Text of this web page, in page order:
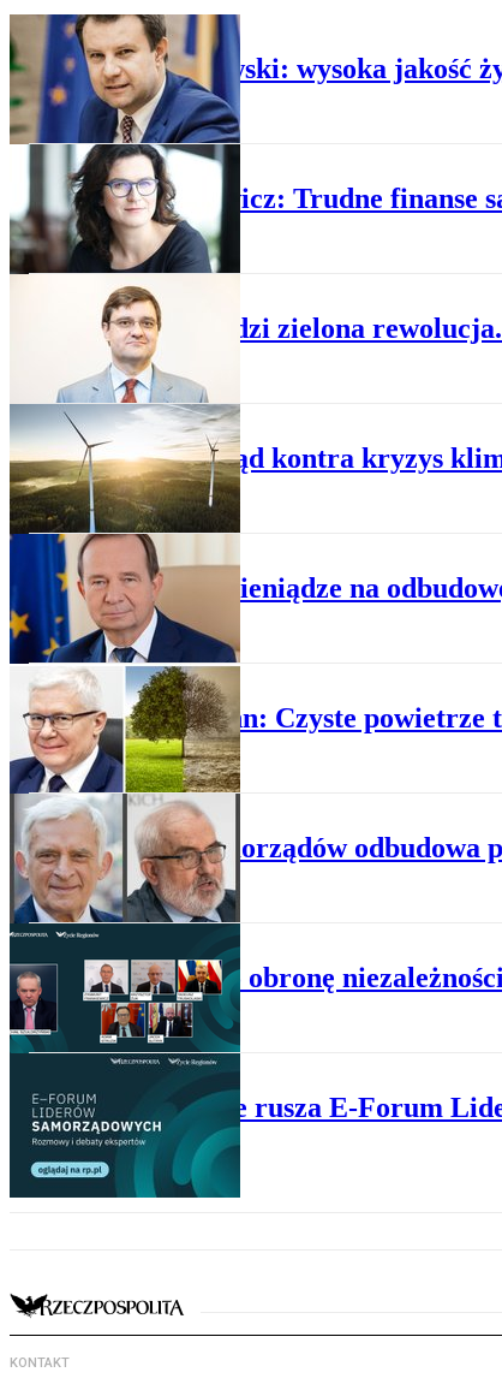
E-FORUM
Wiśniewski: wysoka jakość
E-FORUM
Dulkiewicz: Trudne finanse
Nadchodzi zielona
E-FORUM
Samorząd kontra kryzys
E-FORUM
Ortyl: pieniądze na
E-FORUM
Neumann: Czyste powietrze
E-FORUM
Bez samorządów odbudowa
Walka o obronę
E-FORUM
Wkrótce rusza E-Forum
KONTAKT